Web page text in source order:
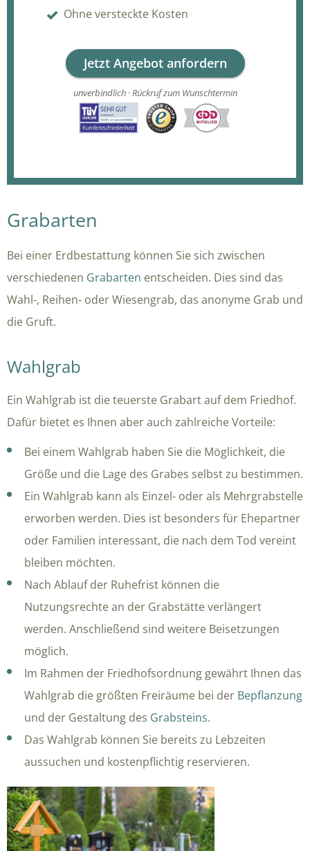
Ohne versteckte Kosten
Jetzt Angebot anfordern
unverbindlich · Rückruf zum Wunschtermin
Grabarten
Bei einer Erdbestattung können Sie sich zwischen
verschiedenen Grabarten entscheiden. Dies sind das
Wahl-, Reihen- oder Wiesengrab, das anonyme Grab und
die Gruft.
Wahlgrab
Ein Wahlgrab ist die teuerste Grabart auf dem Friedhof.
Dafür bietet es Ihnen aber auch zahlreiche Vorteile:
Bei einem Wahlgrab haben Sie die Möglichkeit, die
Größe und die Lage des Grabes selbst zu bestimmen.
Ein Wahlgrab kann als Einzel- oder als Mehrgrabstelle
erworben werden. Dies ist besonders für Ehepartner
oder Familien interessant, die nach dem Tod vereint
bleiben möchten.
Nach Ablauf der Ruhefrist können die
Nutzungsrechte an der Grabstätte verlängert
werden. Anschließend sind weitere Beisetzungen
möglich.
Im Rahmen der Friedhofsordnung gewährt Ihnen das
Wahlgrab die größten Freiräume bei der Bepflanzung
und der Gestaltung des Grabsteins.
Das Wahlgrab können Sie bereits zu Lebzeiten
aussuchen und kostenpflichtig reservieren.